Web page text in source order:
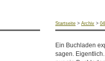
Startseite > Archiv >
Ein Buchladen
sagen.